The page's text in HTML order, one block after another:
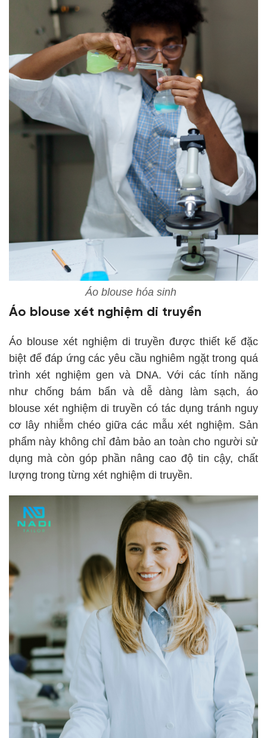
Áo blouse hóa sinh
Áo blouse xét nghiệm di truyền
Áo blouse xét nghiệm di truyền được thiết kế đặc
biệt để đáp ứng các yêu cầu nghiêm ngặt trong quá
trình xét nghiệm gen và DNA. Với các tính năng
như chống bám bẩn và dễ dàng làm sạch, áo
blouse xét nghiệm di truyền có tác dụng tránh nguy
cơ lây nhiễm chéo giữa các mẫu xét nghiệm. Sản
phẩm này không chỉ đảm bảo an toàn cho người sử
dụng mà còn góp phần nâng cao độ tin cậy, chất
lượng trong từng xét nghiệm di truyền.